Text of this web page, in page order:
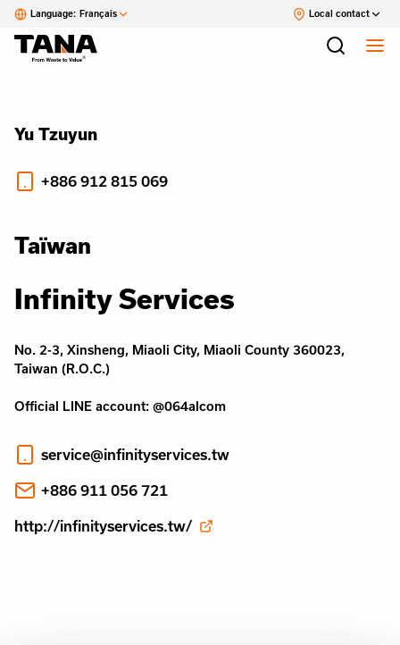
Language: Français Local contact
Yu Tzuyun
+886 912 815 069
Taïwan
Infinity Services
No. 2-3, Xinsheng, Miaoli City, Miaoli County 360023,
Taiwan (R.O.C.)
Official LINE account: @064alcom
service@infinityservices.tw
+886 911 056 721
http://infinityservices.tw/